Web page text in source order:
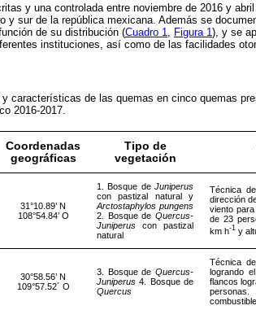
y una controlada entre noviembre de 2016 y
y sur de la república mexicana. Además se
de su distribución (Cuadro 1 Figura 1), y se
instituciones, así como de las facilidades
características de las quemas en cinco quemas
2016-2017.
Coordenadas
geográficas
Tipo de
vegetación
31°10.89’ N
108°54.84’ O
1. Bosque de Juniperus
con pastizal natural y
Arctostaphylos pungens
2. Bosque de Quercus-
Juniperus con pastizal
natural
Técnica
dirección
viento
de 23
km h-1 y
30°58.56’ N
109°57.52´ O
3. Bosque de Quercus-
Juniperus 4. Bosque de
Quercus
Técnica
logrando
flancos